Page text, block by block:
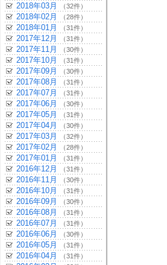
2018年03月 （32件）
2018年02月 （28件）
2018年01月 （31件）
2017年12月 （31件）
2017年11月 （30件）
2017年10月 （31件）
2017年09月 （30件）
2017年08月 （31件）
2017年07月 （31件）
2017年06月 （30件）
2017年05月 （31件）
2017年04月 （30件）
2017年03月 （32件）
2017年02月 （28件）
2017年01月 （31件）
2016年12月 （31件）
2016年11月 （30件）
2016年10月 （31件）
2016年09月 （30件）
2016年08月 （31件）
2016年07月 （31件）
2016年06月 （30件）
2016年05月 （31件）
2016年04月 （31件）